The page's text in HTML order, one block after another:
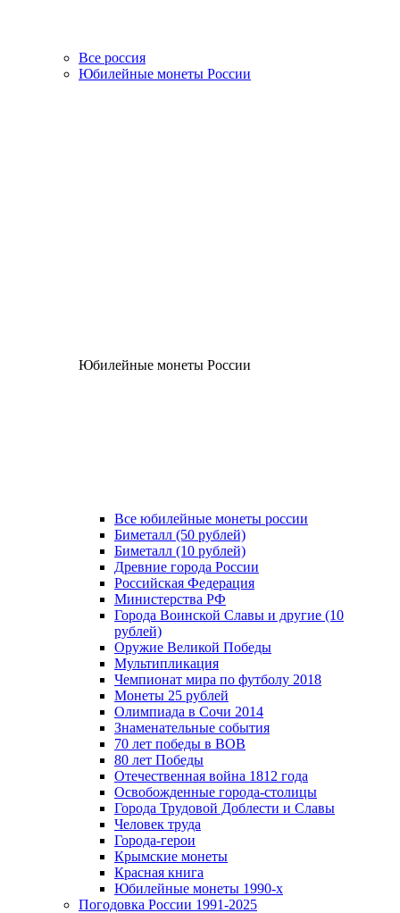
Все россия
Юбилейные монеты России
Юбилейные монеты России
Все юбилейные монеты россии
Биметалл (50 рублей)
Биметалл (10 рублей)
Древние города России
Российская Федерация
Министерства РФ
Города Воинской Славы и другие (10
рублей)
Оружие Великой Победы
Мультипликация
Чемпионат мира по футболу 2018
Монеты 25 рублей
Олимпиада в Сочи 2014
Знаменательные события
70 лет победы в ВОВ
80 лет Победы
Отечественная война 1812 года
Освобожденные города-столицы
Города Трудовой Доблести и Славы
Человек труда
Города-герои
Крымские монеты
Красная книга
Юбилейные монеты 1990-х
Погодовка России 1991-2025